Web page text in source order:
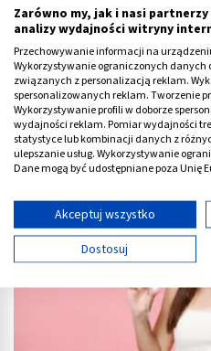
Kolor spermy - od czego
Zarówno my, jak i nasi
analizy wydajności witryny
Przechowywanie informacji na
Wykorzystywanie ograniczonych danych
związanych z personalizacją reklam.
spersonalizowanych reklam. Tworzenie
Wykorzystywanie profili w doborze
wydajności reklam. Pomiar wydajności
statystyce lub kombinacji danych z
ulepszanie usług. Wykorzystywanie
Dane mogą być udostępniane poza Unię
Wyświetl listę partnerów (11
Używamy Twoich danych w
Cele przetwarzania IAB:
Przechowywanie informacji
Wykorzystywanie
Akceptuj wszystko
Dostosuj